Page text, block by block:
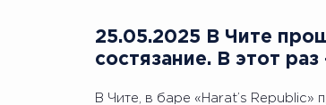
25.05.2025 В Чите
состязание. В этот
В Чите, в баре «Harat’s Republic»